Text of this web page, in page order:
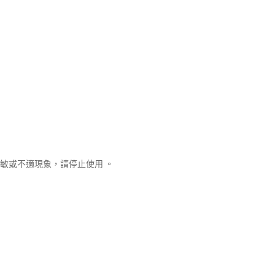
或不適現象，請停止使用 。